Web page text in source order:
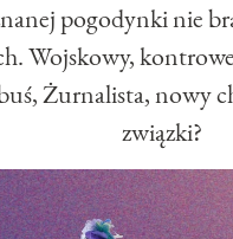
pogodynki nie
Wojskowy,
Żurnalista, nowy
związki?